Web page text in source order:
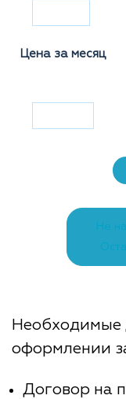
Цена за месяц
Не
Необходимые
оформлении
Договор на